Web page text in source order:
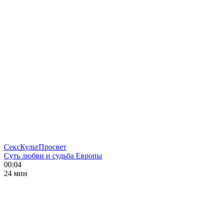
СексКультПросвет
Суть любви и судьба Европы
00:04
24 мин